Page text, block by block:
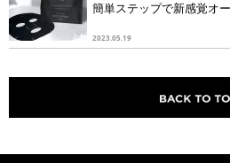
ダイエット
理容室
簡単ステップで新感覚オ
2023.05.19